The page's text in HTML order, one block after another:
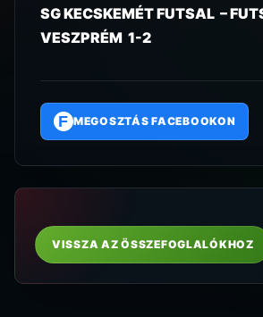
SG KECSKEMÉT FUTSAL –
VESZPRÉM 1-2
F MEGOSZTÁS FACEBOOKON
VISSZA AZ ÖSSZEFOGLALÓKHOZ